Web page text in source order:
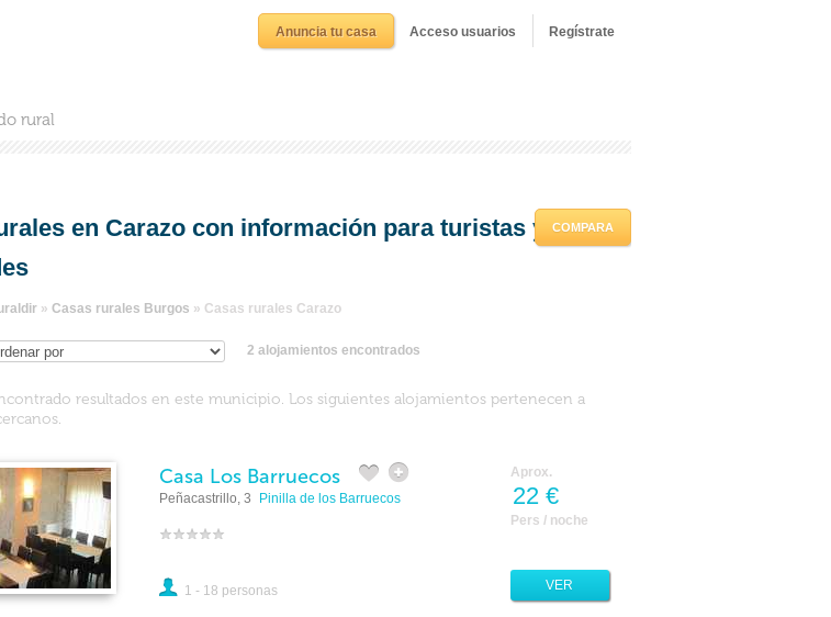
rural
Anuncia tu casa Acceso usuarios Regístrate
en Carazo con información para turistas y
» Casas rurales Burgos » Casas rurales Carazo
2 alojamientos encontrados
COMPARA
resultados en este municipio. Los siguientes alojamientos pertenecen a
Casa Los Barruecos
Peñacastrillo, 3 Pinilla de los Barruecos
1 - 18 personas
Aprox.
22 €
Pers / noche
VER